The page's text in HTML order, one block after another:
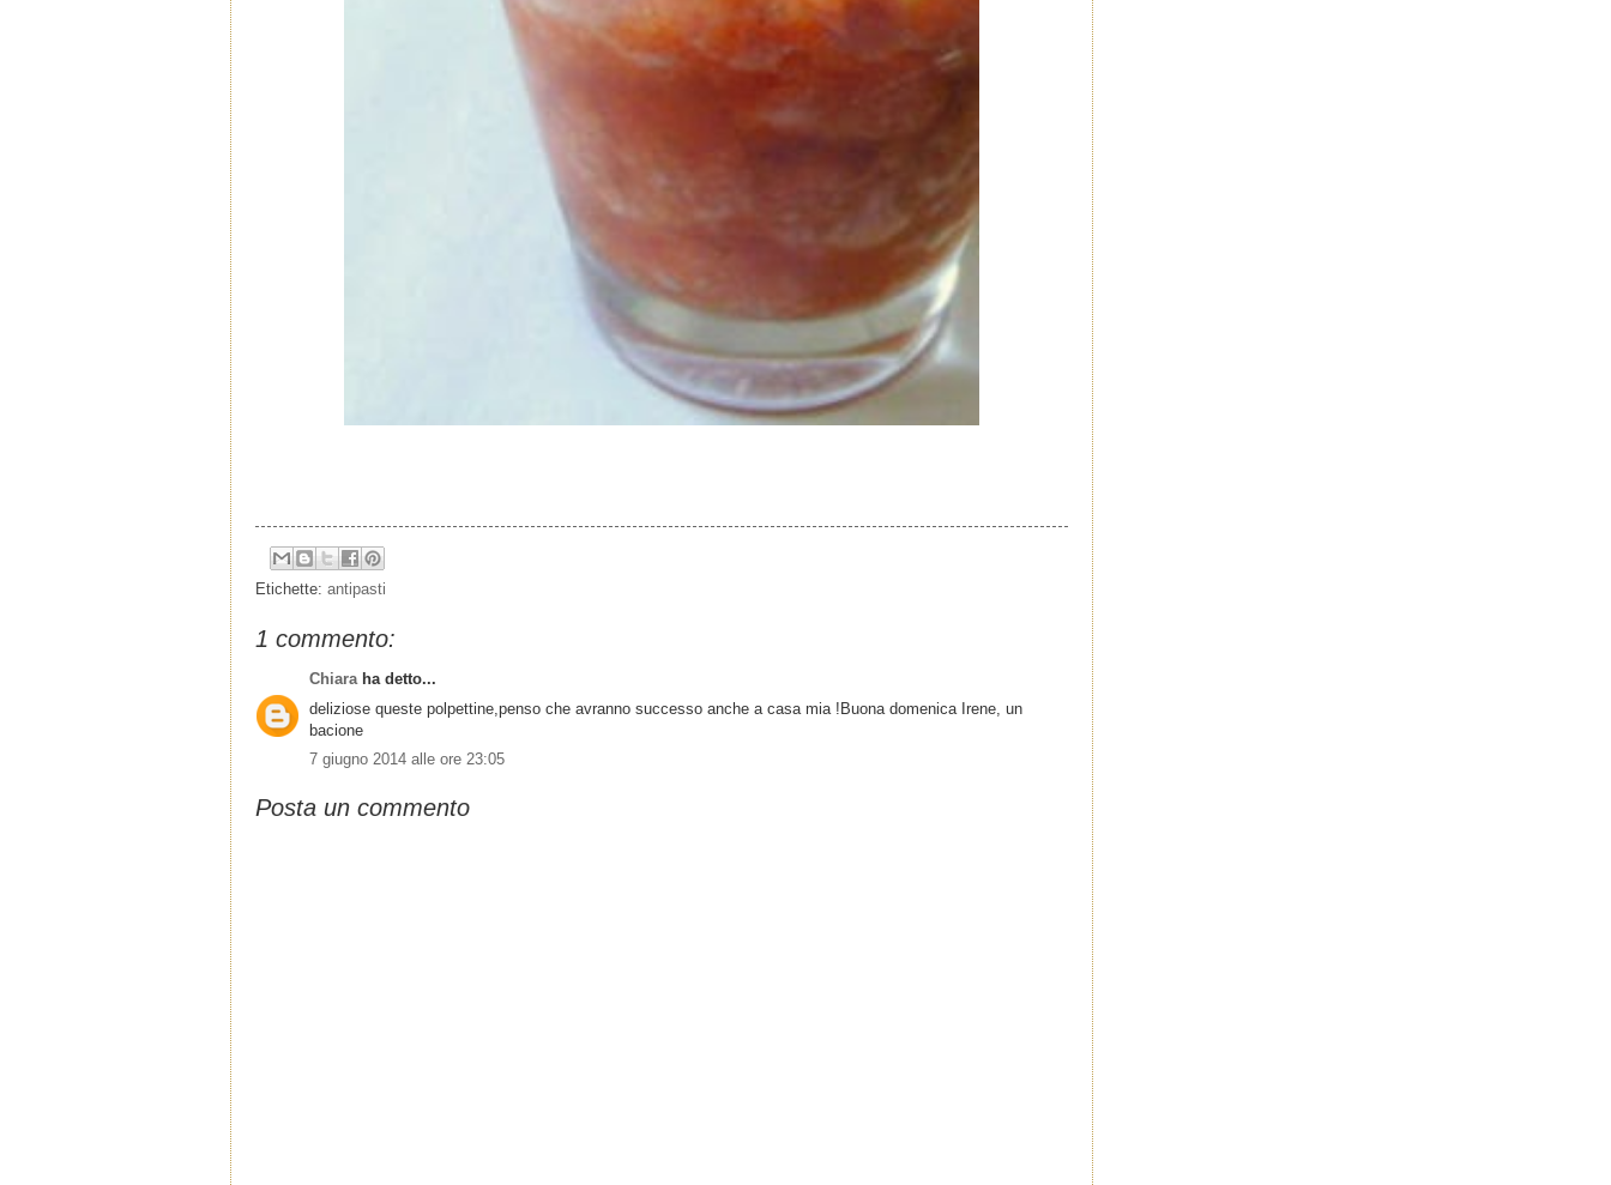
Etichette: antipasti
1 commento:
Chiara ha detto...
deliziose queste polpettine,penso che avranno successo anche a casa mia !Buona domenica Irene, un
bacione
7 giugno 2014 alle ore 23:05
Posta un commento